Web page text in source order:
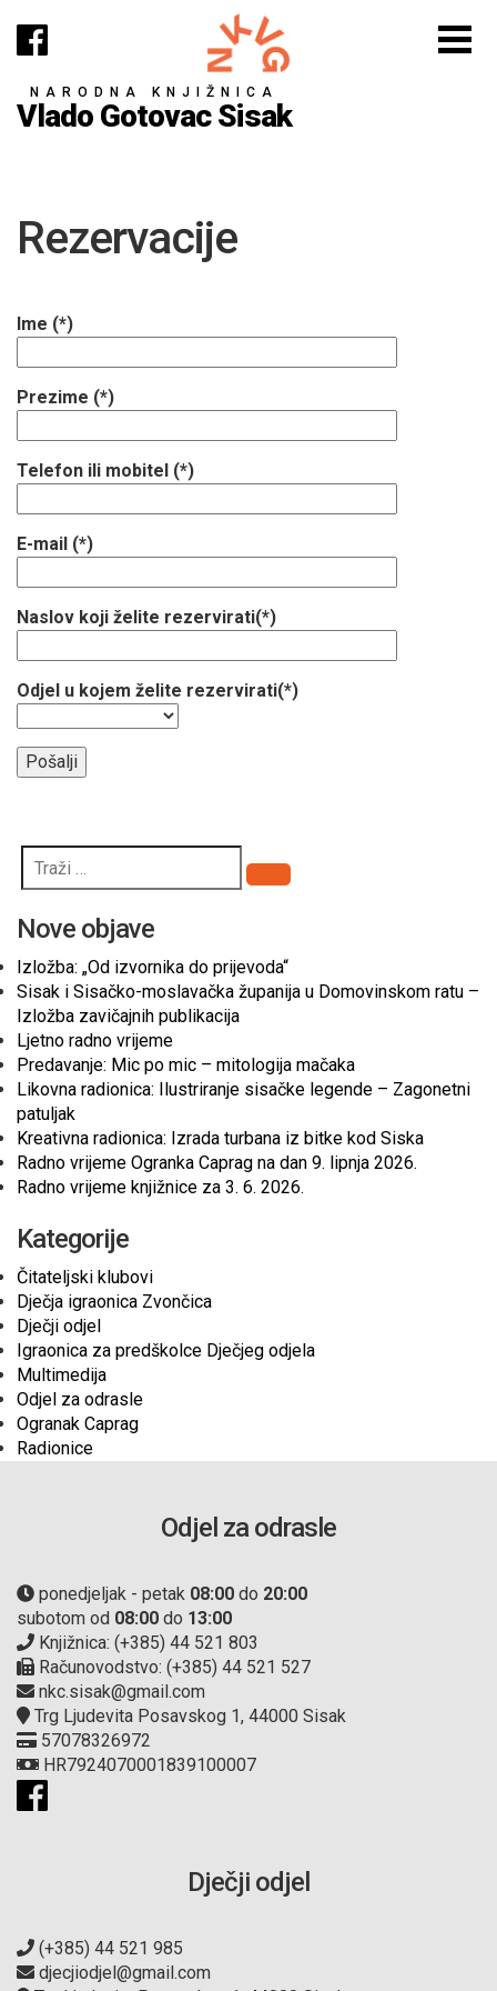
NARODNA KNJIŽNICA
Vlado Gotovac Sisak
Rezervacije
Ime (*)
Prezime (*)
Telefon ili mobitel (*)
E-mail (*)
Naslov koji želite rezervirati(*)
Odjel u kojem želite rezervirati(*)
Pretraži
Nove objave
Izložba: „Od izvornika do prijevoda“
Sisak i Sisačko-moslavačka županija u Domovinskom ratu –
Izložba zavičajnih publikacija
Ljetno radno vrijeme
Predavanje: Mic po mic – mitologija mačaka
Likovna radionica: Ilustriranje sisačke legende – Zagonetni
patuljak
Kreativna radionica: Izrada turbana iz bitke kod Siska
Radno vrijeme Ogranka Caprag na dan 9. lipnja 2026.
Radno vrijeme knjižnice za 3. 6. 2026.
Kategorije
Čitateljski klubovi
Dječja igraonica Zvončica
Dječji odjel
Igraonica za predškolce Dječjeg odjela
Multimedija
Odjel za odrasle
Ogranak Caprag
Radionice
Odjel za odrasle
ponedjeljak - petak 08:00 do 20:00
subotom od 08:00 do 13:00
Knjižnica: (+385) 44 521 803
Računovodstvo: (+385) 44 521 527
nkc.sisak@gmail.com
Trg Ljudevita Posavskog 1, 44000 Sisak
57078326972
HR7924070001839100007
Dječji odjel
(+385) 44 521 985
djecjiodjel@gmail.com